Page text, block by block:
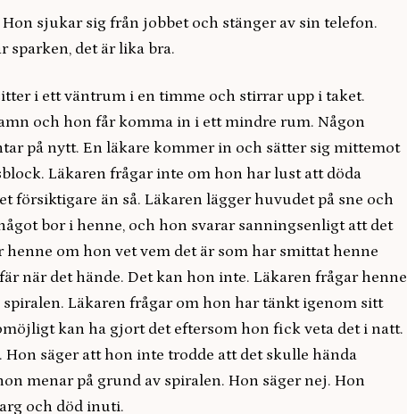
sjukar sig från jobbet och stänger av sin telefon.
sparken, det är lika bra.
i ett väntrum i en timme och stirrar upp i taket.
och hon får komma in i ett mindre rum. Någon
på nytt. En läkare kommer in och sätter sig mittemot
Läkaren frågar inte om hon har lust att döda
försiktigare än så. Läkaren lägger huvudet på sne och
bor i henne, och hon svarar sanningsenligt att det
henne om hon vet vem det är som har smittat henne
när det hände. Det kan hon inte. Läkaren frågar henne
Läkaren frågar om hon har tänkt igenom sitt
kan ha gjort det eftersom hon fick veta det i natt.
säger att hon inte trodde att det skulle hända
menar på grund av spiralen. Hon säger nej. Hon
och död inuti.